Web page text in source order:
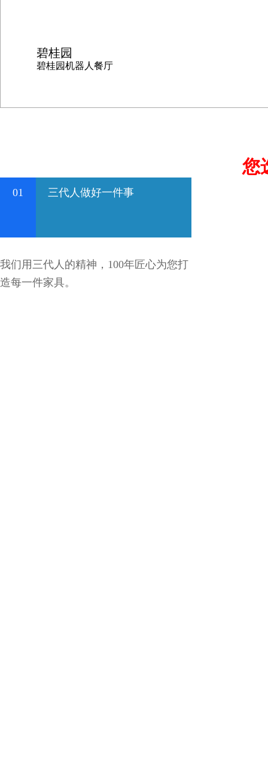
碧桂园
碧桂园机器人餐厅
您
01 三代人做好一件事
我们用三代人的精神，100年匠心为您打
造每一件家具。